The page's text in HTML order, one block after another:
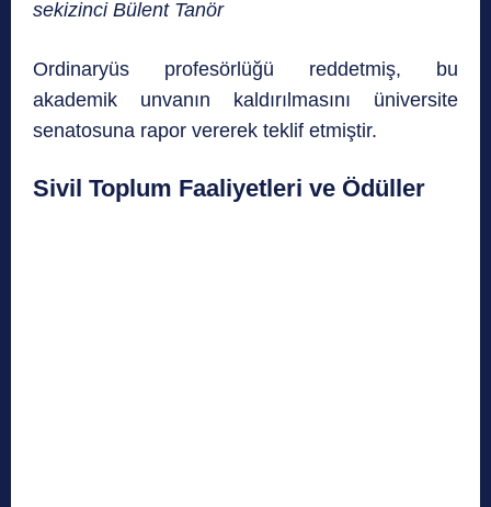
sekizinci Bülent Tanör
Ordinaryüs profesörlüğü reddetmiş, bu
akademik unvanın kaldırılmasını üniversite
senatosuna rapor vererek teklif etmiştir.
Sivil Toplum Faaliyetleri ve Ödüller